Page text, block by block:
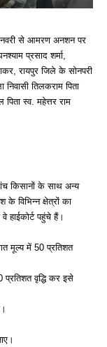
से आमरण अनशन पर
प्रसाद शर्मा,
रायपुर जिले के सोनपरी
तिलकराम पिता
स्व. महेत्तर राम
किसानों के साथ अन्य
विभिन्न क्षेत्रों का
हाईकोर्ट पहुंचे हैं।
मूल्य में 50 प्रतिशत
प्रतिशत वृद्धि कर इसे